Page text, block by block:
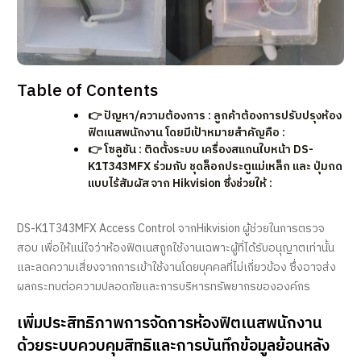
Table of Contents
👉 ปัญหา/ความต้องการ : ลูกค้าต้องการปรับปรุงห้อง
ฟิตเนสพนักงาน โดยมีเป้าหมายสำคัญคือ :
👉 โซลูชัน : ติดตั้งระบบ เครื่องสแกนใบหน้า DS-
K1T343MFX ร่วมกับ ชุดล็อกประตูแม่เหล็ก และ ปุ่มกด
แบบไร้สัมผัส จาก Hikvision ซึ่งช่วยให้ :
DS-K1T343MFX Access Control จากHikvision ผู้ช่วยในการตรวจ
สอบ เพื่อให้แน่ใจว่าห้องฟิตเนสถูกใช้งานเฉพาะผู้ที่ได้รับอนุญาตเท่านั้น
และลดความเสี่ยงจากการเข้าใช้งานโดยบุคคลที่ไม่เกี่ยวข้อง ซึ่งอาจส่ง
ผลกระทบต่อความปลอดภัยและการบริหารทรัพยากรขององค์กร
เพิ่มประสิทธิภาพการจัดการห้องฟิตเนสพนักงาน
ด้วยระบบควบคุมสิทธิและการบันทึกข้อมูลย้อนหลัง